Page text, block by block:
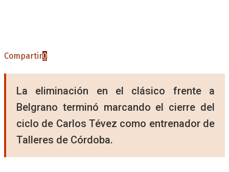
Compartir0
La eliminación en el clásico frente a
Belgrano terminó marcando el cierre del
ciclo de Carlos Tévez como entrenador de
Talleres de Córdoba.